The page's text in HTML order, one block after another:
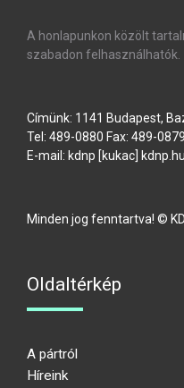
A honlapunkon közölt
szabadon felhasználhatók.
Címünk: 1141 Budapest,
Tel: 489-0880 Fax: 489-0879
E-mail: kdnp [kukac] kdnp hu
Minden jog fenntartva! ©
Oldaltérkép
A pártról
Híreink